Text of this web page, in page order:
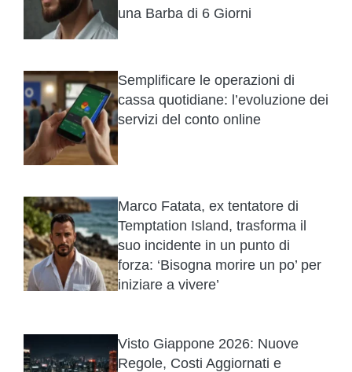
una Barba di 6 Giorni
Semplificare le operazioni di
cassa quotidiane: l’evoluzione dei
servizi del conto online
Marco Fatata, ex tentatore di
Temptation Island, trasforma il
suo incidente in un punto di
forza: ‘Bisogna morire un po’ per
iniziare a vivere’
Visto Giappone 2026: Nuove
Regole, Costi Aggiornati e